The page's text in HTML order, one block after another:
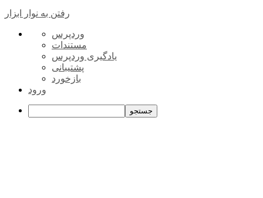
رفتن به نوار ابزار
درباره
وردپرس
وردپرس
مستندات
یادگیری وردپرس
پشتیبانی
بازخورد
ورود
جستجو